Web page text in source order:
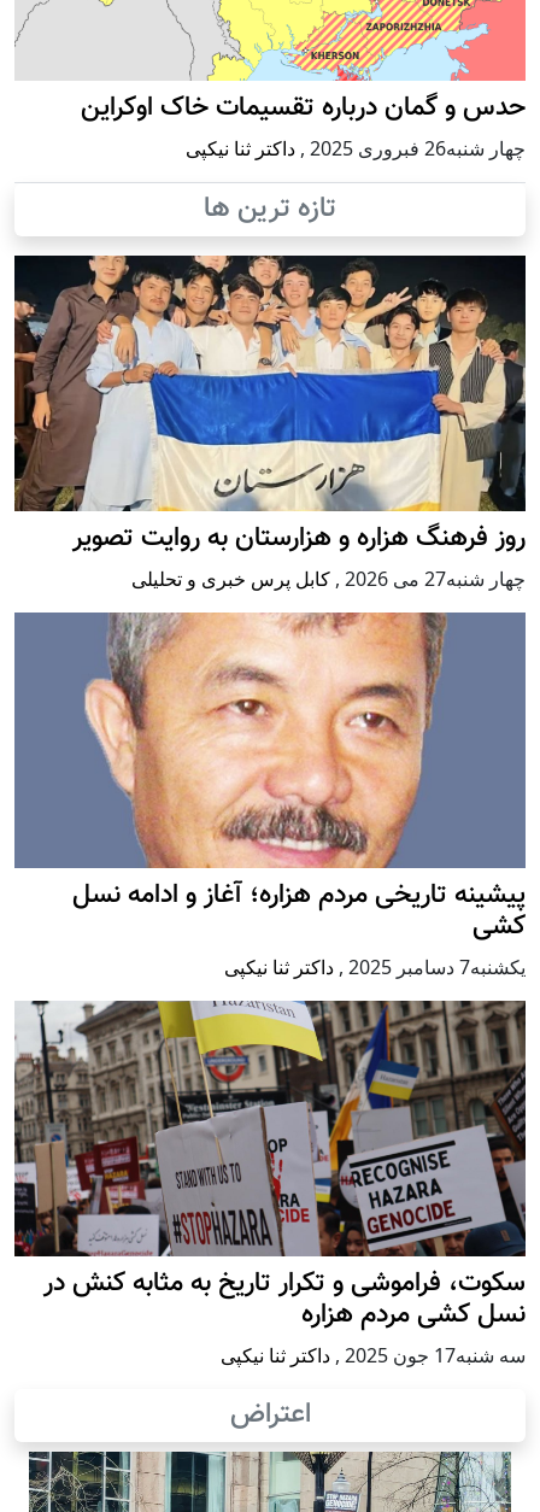
حدس و گمان درباره تقسیمات خاک اوکراین
چهار شنبه26 فبروری 2025 , داکتر ثنا نیکپی
تازه ترین ها
روز فرهنگ هزاره و هزارستان به روایت تصویر
چهار شنبه27 می 2026 , کابل پرس خبری و تحلیلی
پيشينه تاريخی مردم هزاره؛ آغاز و ادامه نسل
کشی
يكشنبه7 دسامبر 2025 , داکتر ثنا نیکپی
سکوت، فراموشی و تکرار تاريخ به مثابه کنش در
نسل کشی مردم هزاره
سه شنبه17 جون 2025 , داکتر ثنا نیکپی
اعتراض